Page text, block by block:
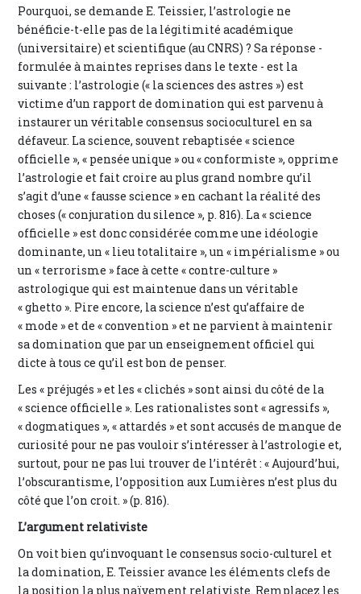
Pourquoi, se demande E. Teissier, l’astrologie ne
bénéficie-t-elle pas de la légitimité académique
(universitaire) et scientifique (au CNRS) ? Sa réponse -
formulée à maintes reprises dans le texte - est la
suivante : l’astrologie (« la sciences des astres ») est
victime d’un rapport de domination qui est parvenu à
instaurer un véritable consensus socioculturel en sa
défaveur. La science, souvent rebaptisée « science
officielle », « pensée unique » ou « conformiste », opprime
l’astrologie et fait croire au plus grand nombre qu’il
s’agit d’une « fausse science » en cachant la réalité des
choses (« conjuration du silence », p. 816). La « science
officielle » est donc considérée comme une idéologie
dominante, un « lieu totalitaire », un « impérialisme » ou
un « terrorisme » face à cette « contre-culture »
astrologique qui est maintenue dans un véritable
« ghetto ». Pire encore, la science n’est qu’affaire de
« mode » et de « convention » et ne parvient à maintenir
sa domination que par un enseignement officiel qui
dicte à tous ce qu’il est bon de penser.
Les « préjugés » et les « clichés » sont ainsi du côté de la
« science officielle ». Les rationalistes sont « agressifs »,
« dogmatiques », « attardés » et sont accusés de manque de
curiosité pour ne pas vouloir s’intéresser à l’astrologie et,
surtout, pour ne pas lui trouver de l’intérêt : « Aujourd’hui,
l’obscurantisme, l’opposition aux Lumières n’est plus du
côté que l’on croit. » (p. 816).
L’argument relativiste
On voit bien qu’invoquant le consensus socio-culturel et
la domination, E. Teissier avance les éléments clefs de
la position la plus naïvement relativiste. Remplacez les